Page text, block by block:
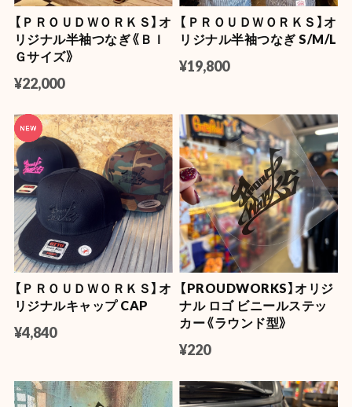
【ＰＲＯＵＤＷＯＲＫＳ】オ
リジナル半袖つなぎ《ＢＩ
Ｇサイズ》
¥22,000
【ＰＲＯＵＤＷＯＲＫＳ】オ
リジナル半袖つなぎ S/M/L
¥19,800
【ＰＲＯＵＤＷＯＲＫＳ】オ
リジナルキャップ CAP
¥4,840
【PROUDWORKS】オリジ
ナル ロゴ ビニールステッ
カー《ラウンド型》
¥220